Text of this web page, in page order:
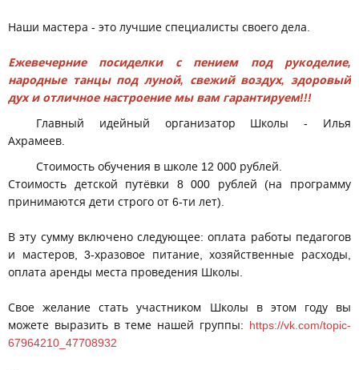
Наши мастера - это лучшие специалисты своего дела.
Ежевечерние посиделки с пением под рукоделие,
народные танцы под луной, свежий воздух, здоровый
дух и отличное настроение мы вам гарантируем!!!
Главный идейный организатор Школы - Илья
Ахрамеев.
Стоимость обучения в школе 12 000 рублей.
Стоимость детской путёвки 8 000 рублей (на программу
принимаются дети строго от 6-ти лет).
В эту сумму включено следующее: оплата работы педагогов
и мастеров, 3-хразовое питание, хозяйственные расходы,
оплата аренды места проведения Школы.
Свое желание стать участником Школы в этом году вы
можете выразить в теме нашей группы: https://vk.com/topic-
67964210_47708932